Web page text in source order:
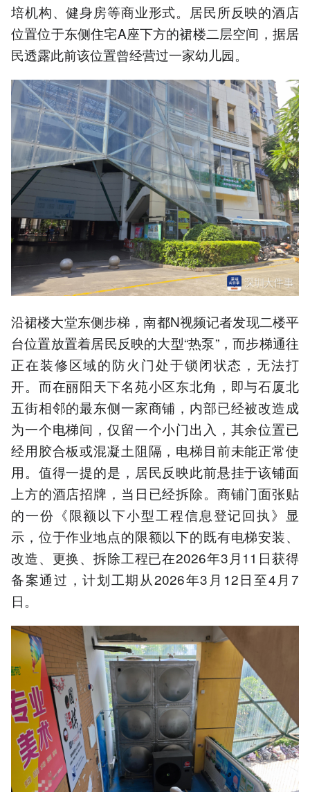
培机构、健身房等商业形式。居民所反映的酒店
位置位于东侧住宅A座下方的裙楼二层空间，据居
民透露此前该位置曾经营过一家幼儿园。
沿裙楼大堂东侧步梯，南都N视频记者发现二楼平
台位置放置着居民反映的大型“热泵”，而步梯通往
正在装修区域的防火门处于锁闭状态，无法打
开。而在丽阳天下名苑小区东北角，即与石厦北
五街相邻的最东侧一家商铺，内部已经被改造成
为一个电梯间，仅留一个小门出入，其余位置已
经用胶合板或混凝土阻隔，电梯目前未能正常使
用。值得一提的是，居民反映此前悬挂于该铺面
上方的酒店招牌，当日已经拆除。商铺门面张贴
的一份《限额以下小型工程信息登记回执》显
示，位于作业地点的限额以下的既有电梯安装、
改造、更换、拆除工程已在2026年3月11日获得
备案通过，计划工期从2026年3月12日至4月7
日。